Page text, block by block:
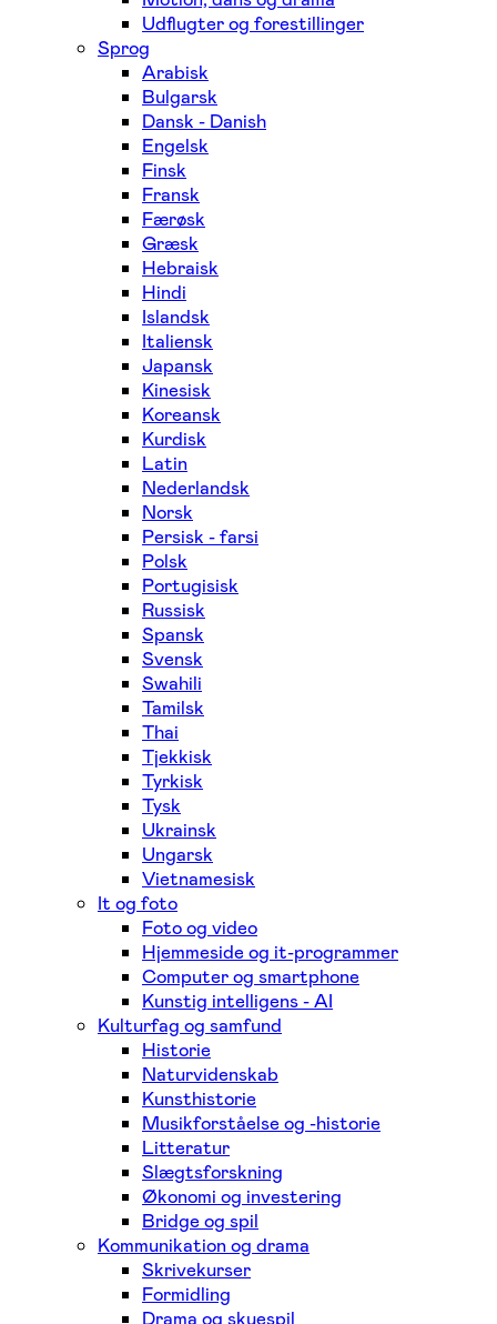
Udflugter og forestillinger
Sprog
Arabisk
Bulgarsk
Dansk - Danish
Engelsk
Finsk
Fransk
Færøsk
Græsk
Hebraisk
Hindi
Islandsk
Italiensk
Japansk
Kinesisk
Koreansk
Kurdisk
Latin
Nederlandsk
Norsk
Persisk - farsi
Polsk
Portugisisk
Russisk
Spansk
Svensk
Swahili
Tamilsk
Thai
Tjekkisk
Tyrkisk
Tysk
Ukrainsk
Ungarsk
Vietnamesisk
It og foto
Foto og video
Hjemmeside og it-programmer
Computer og smartphone
Kunstig intelligens - AI
Kulturfag og samfund
Historie
Naturvidenskab
Kunsthistorie
Musikforståelse og -historie
Litteratur
Slægtsforskning
Økonomi og investering
Bridge og spil
Kommunikation og drama
Skrivekurser
Formidling
Drama og skuespil